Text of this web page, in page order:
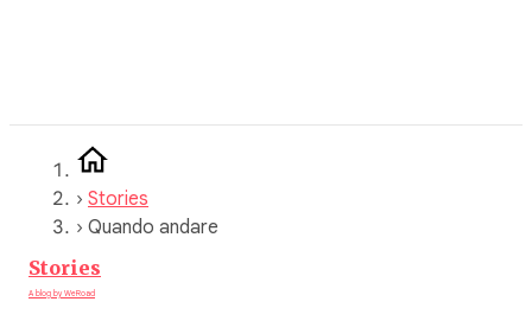
› Stories
› Quando andare
Stories
A blog by WeRoad